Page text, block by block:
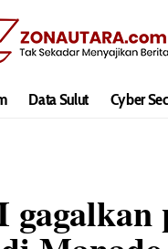
Data Sulut Cyber